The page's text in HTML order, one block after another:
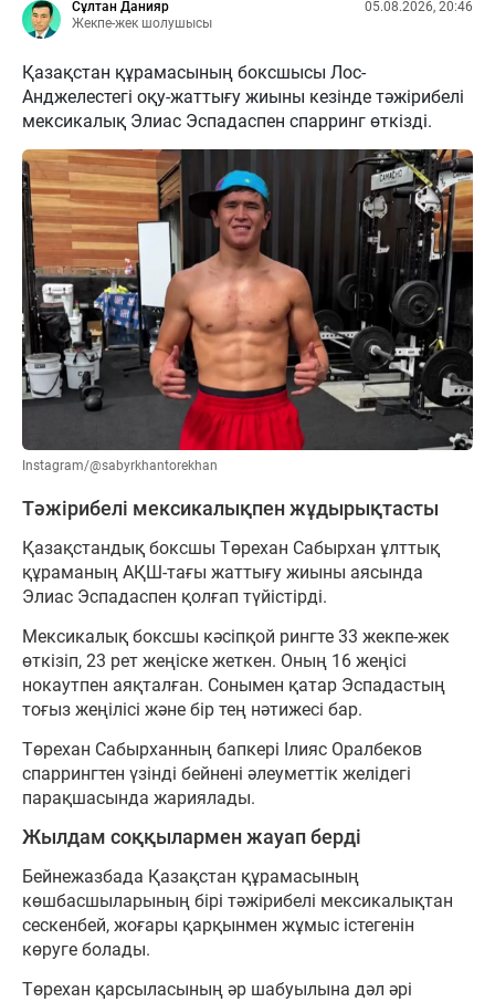
Сұлтан Данияр
Жекпе-жек шолушысы
05.08.2026, 20:46
Қазақстан құрамасының боксшысы Лос-
Анджелестегі оқу-жаттығу жиыны кезінде тәжірибелі
мексикалық Элиас Эспадаспен спарринг өткізді.
Instagram/@sabyrkhantorekhan
Тәжірибелі мексикалықпен жұдырықтасты
Қазақстандық боксшы Төрехан Сабырхан ұлттық
құраманың АҚШ-тағы жаттығу жиыны аясында
Элиас Эспадаспен қолғап түйістірді.
Мексикалық боксшы кәсіпқой рингте 33 жекпе-жек
өткізіп, 23 рет жеңіске жеткен. Оның 16 жеңісі
нокаутпен аяқталған. Сонымен қатар Эспадастың
тоғыз жеңілісі және бір тең нәтижесі бар.
Төрехан Сабырханның бапкері Ілияс Оралбеков
спаррингтен үзінді бейнені әлеуметтік желідегі
парақшасында жариялады.
Жылдам соққылармен жауап берді
Бейнежазбада Қазақстан құрамасының
көшбасшыларының бірі тәжірибелі мексикалықтан
сескенбей, жоғары қарқынмен жұмыс істегенін
көруге болады.
Төрехан қарсыласының әр шабуылына дәл әрі